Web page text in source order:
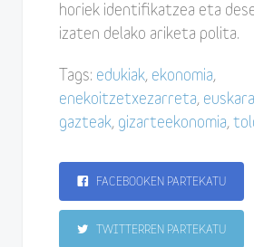
horiek identifikatzea eta
izaten delako ariketa polita.
Tags: edukiak, ekonomia,
enekoitzetxezarreta,
gazteak, gizarteekonomia,
FACEBOOKEN PARTEKATU
TWITTERREN PARTEKATU